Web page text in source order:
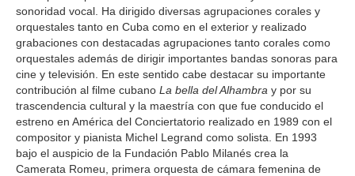
sonoridad vocal. Ha dirigido diversas agrupaciones corales y
orquestales tanto en Cuba como en el exterior y realizado
grabaciones con destacadas agrupaciones tanto corales como
orquestales además de dirigir importantes bandas sonoras para
cine y televisión. En este sentido cabe destacar su importante
contribución al filme cubano La bella del Alhambra y por su
trascendencia cultural y la maestría con que fue conducido el
estreno en América del Conciertatorio realizado en 1989 con el
compositor y pianista Michel Legrand como solista. En 1993
bajo el auspicio de la Fundación Pablo Milanés crea la
Camerata Romeu, primera orquesta de cámara femenina de